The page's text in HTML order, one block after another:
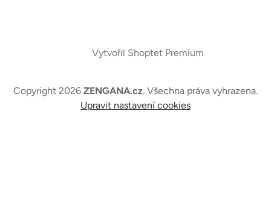
Vytvořil Shoptet Premium
Copyright 2026 ZENGANA.cz. Všechna práva vyhrazena.
Upravit nastavení cookies